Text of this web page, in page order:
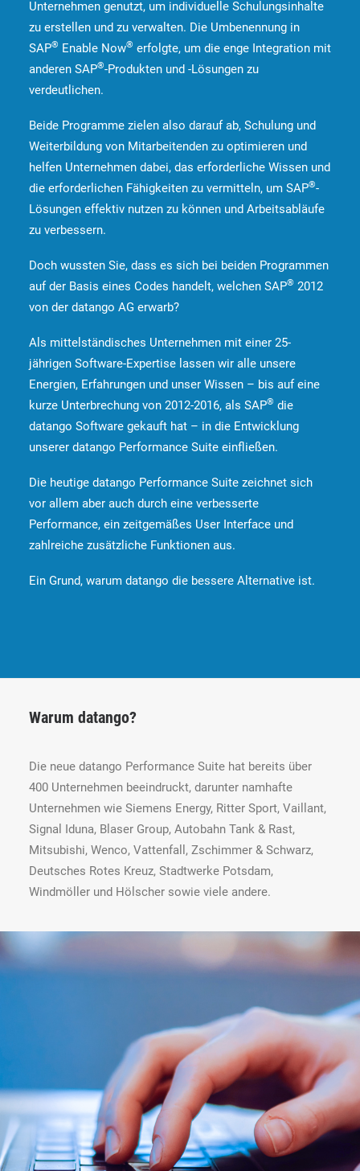
Unternehmen genutzt, um individuelle Schulungsinhalte
zu erstellen und zu verwalten. Die Umbenennung in
SAP® Enable Now® erfolgte, um die enge Integration mit
anderen SAP®-Produkten und -Lösungen zu
verdeutlichen.
Beide Programme zielen also darauf ab, Schulung und
Weiterbildung von Mitarbeitenden zu optimieren und
helfen Unternehmen dabei, das erforderliche Wissen und
die erforderlichen Fähigkeiten zu vermitteln, um SAP®-
Lösungen effektiv nutzen zu können und Arbeitsabläufe
zu verbessern.
Doch wussten Sie, dass es sich bei beiden Programmen
auf der Basis eines Codes handelt, welchen SAP® 2012
von der datango AG erwarb?
Als mittelständisches Unternehmen mit einer 25-
jährigen Software-Expertise lassen wir alle unsere
Energien, Erfahrungen und unser Wissen – bis auf eine
kurze Unterbrechung von 2012-2016, als SAP® die
datango Software gekauft hat – in die Entwicklung
unserer datango Performance Suite einfließen.
Die heutige datango Performance Suite zeichnet sich
vor allem aber auch durch eine verbesserte
Performance, ein zeitgemäßes User Interface und
zahlreiche zusätzliche Funktionen aus.
Ein Grund, warum datango die bessere Alternative ist.
Warum datango?
Die neue datango Performance Suite hat bereits über
400 Unternehmen beeindruckt, darunter namhafte
Unternehmen wie Siemens Energy, Ritter Sport, Vaillant,
Signal Iduna, Blaser Group, Autobahn Tank & Rast,
Mitsubishi, Wenco, Vattenfall, Zschimmer & Schwarz,
Deutsches Rotes Kreuz, Stadtwerke Potsdam,
Windmöller und Hölscher sowie viele andere.